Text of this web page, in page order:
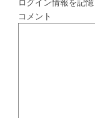
ログイン情報を記憶
コメント